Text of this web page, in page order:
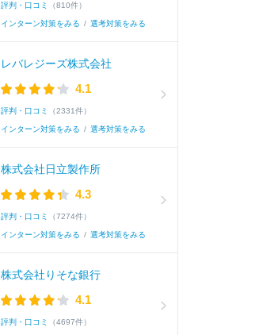
0
評判・口コミ （810件）
インターン対策をみる / 選考対策をみる
レバレジーズ株式会社
4.1
評判・口コミ （2331件）
インターン対策をみる / 選考対策をみる
株式会社日立製作所
4.3
評判・口コミ （7274件）
インターン対策をみる / 選考対策をみる
株式会社りそな銀行
4.1
評判・口コミ （4697件）